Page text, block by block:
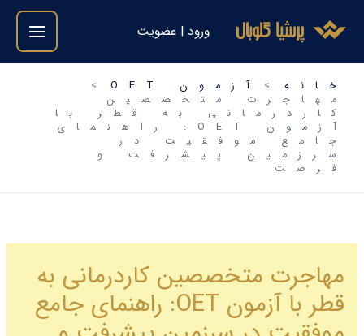
ورود | عضویت
خانه
آزمون OET
مهاجرت متخصصین
کاردرمانی به قطر با
آزمون OET: راهنمای
جامع موفقیت در
سرزمین پیشرفت و
فرصت
مهاجرت متخصصین کاردرمانی به
قطر با آزمون OET: راهنمای جامع